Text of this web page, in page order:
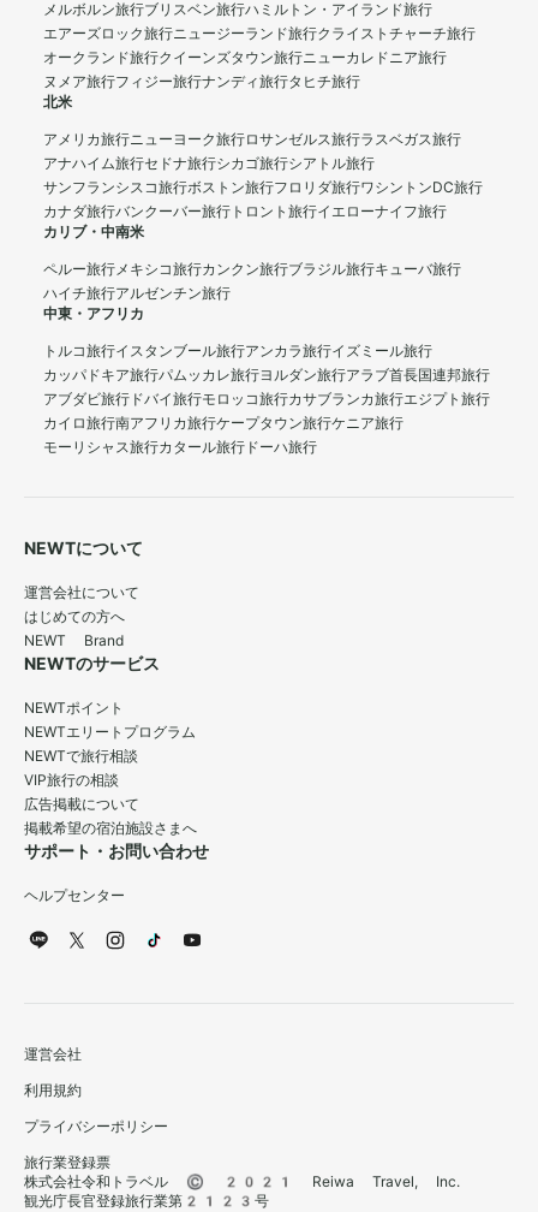
メルボルン旅行ブリスベン旅行ハミルトン・アイランド旅行
エアーズロック旅行ニュージーランド旅行クライストチャーチ旅行
オークランド旅行クイーンズタウン旅行ニューカレドニア旅行
ヌメア旅行フィジー旅行ナンディ旅行タヒチ旅行
北米
アメリカ旅行ニューヨーク旅行ロサンゼルス旅行ラスベガス旅行
アナハイム旅行セドナ旅行シカゴ旅行シアトル旅行
サンフランシスコ旅行ボストン旅行フロリダ旅行ワシントンDC旅行
カナダ旅行バンクーバー旅行 トロント旅行イエローナイフ旅行
カリブ・中南米
ペルー旅行メキシコ旅行カンクン旅行ブラジル旅行キューバ旅行
ハイチ旅行アルゼンチン旅行
中東・アフリカ
トルコ旅行イスタンブール旅行アンカラ旅行イズミール旅行
カッパドキア旅行パムッカレ旅行ヨルダン旅行アラブ首長国連邦旅行
アブダビ旅行 ドバイ旅行モロッコ旅行カサブランカ旅行エジプト旅行
カイロ旅行南アフリカ旅行ケープタウン旅行ケニア旅行
モーリシャス旅行カタール旅行 ドーハ旅行
NEWTについて
運営会社について
はじめての方へ
NEWT Brand
NEWTのサービス
NEWTポイント
NEWTエリートプログラム
NEWTで旅行相談
VIP旅行の相談
広告掲載について
掲載希望の宿泊施設さまへ
サポート・お問い合わせ
ヘルプセンター
運営会社
利用規約
プライバシーポリシー
旅行業登録票
株式会社令和トラベル © 2021 Reiwa Travel, Inc.
観光庁長官登録旅行業第2123号